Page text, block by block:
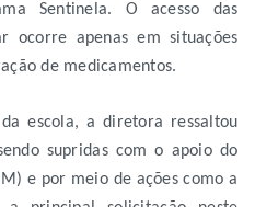
Sentinela. O acesso das
ocorre apenas em situações
de medicamentos.
escola, a diretora ressaltou
supridas com o apoio do
e por meio de ações como a